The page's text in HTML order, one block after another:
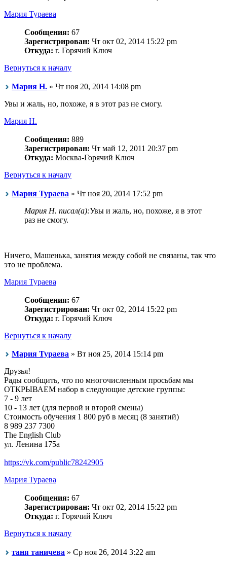
Мария Тураева
Сообщения: 67
Зарегистрирован: Чт окт 02, 2014 15:22 pm
Откуда: г. Горячий Ключ
Вернуться к началу
Мария Н. » Чт ноя 20, 2014 14:08 pm
Увы и жаль, но, похоже, я в этот раз не смогу.
Мария Н.
Сообщения: 889
Зарегистрирован: Чт май 12, 2011 20:37 pm
Откуда: Москва-Горячий Ключ
Вернуться к началу
Мария Тураева » Чт ноя 20, 2014 17:52 pm
Мария Н. писал(а):Увы и жаль, но, похоже, я в этот
раз не смогу.
Ничего, Машенька, занятия между собой не связаны, так что
это не проблема.
Мария Тураева
Сообщения: 67
Зарегистрирован: Чт окт 02, 2014 15:22 pm
Откуда: г. Горячий Ключ
Вернуться к началу
Мария Тураева » Вт ноя 25, 2014 15:14 pm
Друзья!
Рады сообщить, что по многочисленным просьбам мы
ОТКРЫВАЕМ набор в следующие детские группы:
7 - 9 лет
10 - 13 лет (для первой и второй смены)
Стоимость обучения 1 800 руб в месяц (8 занятий)
8 989 237 7300
The English Club
ул. Ленина 175а
https://vk.com/public78242905
Мария Тураева
Сообщения: 67
Зарегистрирован: Чт окт 02, 2014 15:22 pm
Откуда: г. Горячий Ключ
Вернуться к началу
таня таничева » Ср ноя 26, 2014 3:22 am